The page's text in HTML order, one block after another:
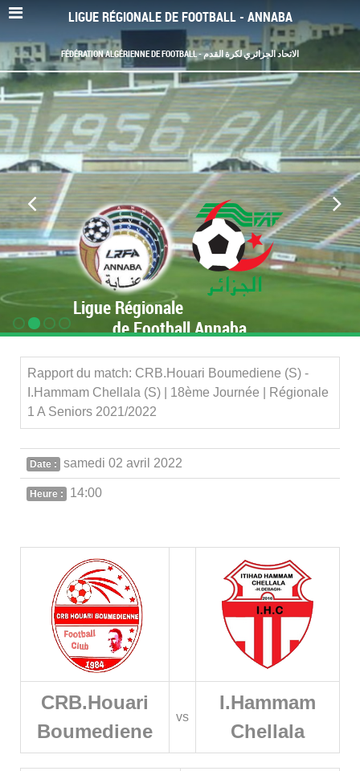
LIGUE RÉGIONALE DE FOOTBALL - ANNABA
FÉDÉRATION ALGÉRIENNE DE FOOTBALL - الاتحاد الجزائري لكرة القدم
Ligue Régionale
de Football Annaba
Rapport du match: CRB.Houari Boumediene (S) -
I.Hammam Chellala (S) | 18ème Journée | Régionale
1 A Seniors 2021/2022
Date : samedi 02 avril 2022
Heure : 14:00
CRB.Houari
Boumediene
vs
I.Hammam
Chellala